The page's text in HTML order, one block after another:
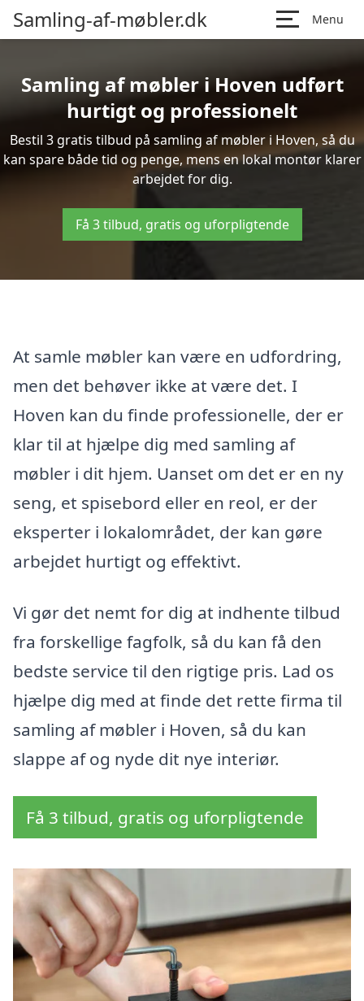
Samling-af-møbler.dk Menu
Samling af møbler i Hoven udført
hurtigt og professionelt
Bestil 3 gratis tilbud på samling af møbler i Hoven, så du
kan spare både tid og penge, mens en lokal montør klarer
arbejdet for dig.
Få 3 tilbud, gratis og uforpligtende
At samle møbler kan være en udfordring,
men det behøver ikke at være det. I
Hoven kan du finde professionelle, der er
klar til at hjælpe dig med samling af
møbler i dit hjem. Uanset om det er en ny
seng, et spisebord eller en reol, er der
eksperter i lokalområdet, der kan gøre
arbejdet hurtigt og effektivt.
Vi gør det nemt for dig at indhente tilbud
fra forskellige fagfolk, så du kan få den
bedste service til den rigtige pris. Lad os
hjælpe dig med at finde det rette firma til
samling af møbler i Hoven, så du kan
slappe af og nyde dit nye interiør.
Få 3 tilbud, gratis og uforpligtende